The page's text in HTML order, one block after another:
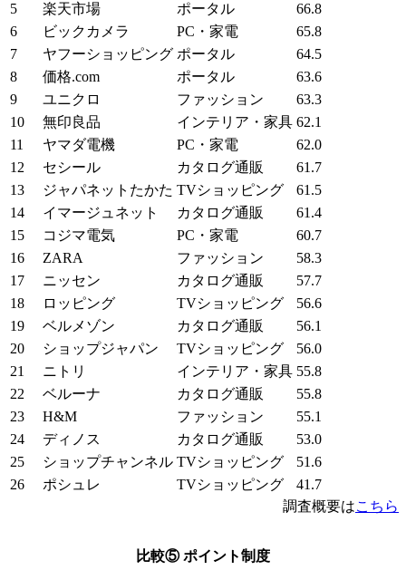
5
楽天市場 ポータル
66.8
6
ビックカメラ PC・家電
65.8
7
ヤフーショッピング ポータル
64.5
8
価格.com ポータル
63.6
9
ユニクロ ファッション
63.3
10
無印良品 インテリア・家具 62.1
11
ヤマダ電機 PC・家電
62.0
12
セシール カタログ通販
61.7
13
ジャパネットたかた TVショッピング
61.5
14
イマージュネット カタログ通販
61.4
15
コジマ電気 PC・家電
60.7
16
ZARA ファッション
58.3
17
ニッセン カタログ通販
57.7
18
ロッピング TVショッピング
56.6
19
ベルメゾン カタログ通販
56.1
20
ショップジャパン TVショッピング
56.0
21
ニトリ インテリア・家具 55.8
22
ベルーナ カタログ通販
55.8
23
H&M ファッション
55.1
24
ディノス カタログ通販
53.0
25
ショップチャンネル TVショッピング
51.6
26
ポシュレ TVショッピング
41.7
調査概要はこちら
比較⑤ ポイント制度